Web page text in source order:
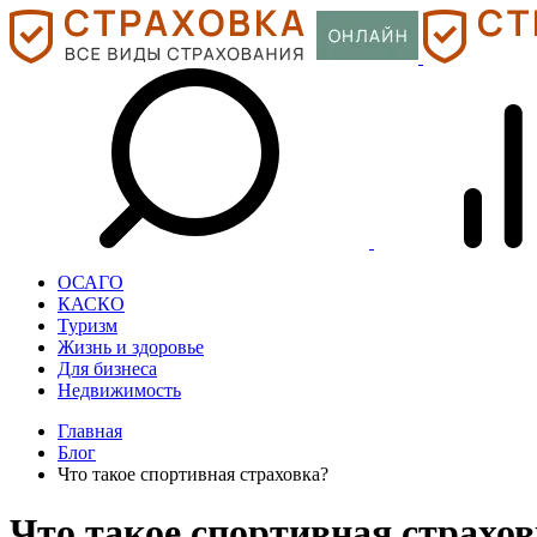
ОСАГО
КАСКО
Туризм
Жизнь и здоровье
Для бизнеса
Недвижимость
Главная
Блог
Что такое спортивная страховка?